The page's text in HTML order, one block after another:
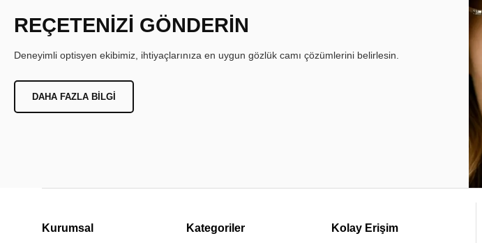
REÇETENİZİ GÖNDERİN
Deneyimli optisyen ekibimiz, ihtiyaçlarınıza en uygun gözlük camı çözümlerini belirlesin.
DAHA FAZLA BILGI
Kurumsal Kategoriler Kolay Erişim